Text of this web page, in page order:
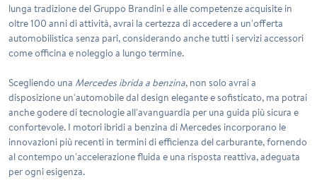
lunga tradizione del Gruppo Brandini e alle competenze acquisite in
oltre 100 anni di attività, avrai la certezza di accedere a un'offerta
automobilistica senza pari, considerando anche tutti i servizi accessori
come officina e noleggio a lungo termine.
Scegliendo una Mercedes ibrida a benzina, non solo avrai a
disposizione un'automobile dal design elegante e sofisticato, ma potrai
anche godere di tecnologie all'avanguardia per una guida più sicura e
confortevole. I motori ibridi a benzina di Mercedes incorporano le
innovazioni più recenti in termini di efficienza del carburante, fornendo
al contempo un'accelerazione fluida e una risposta reattiva, adeguata
per ogni esigenza.